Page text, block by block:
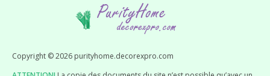
Copyright © 2026 purityhome.decorexpro.com